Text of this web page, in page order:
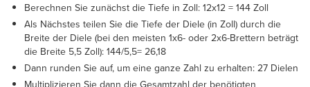
Berechnen Sie zunächst die Tiefe in Zoll: 12x12 = 144 Zoll
Als Nächstes teilen Sie die Tiefe der Diele (in Zoll) durch die
Breite der Diele (bei den meisten 1x6- oder 2x6-Brettern beträgt
die Breite 5,5 Zoll): 144/5,5= 26,18
Dann runden Sie auf, um eine ganze Zahl zu erhalten: 27 Dielen